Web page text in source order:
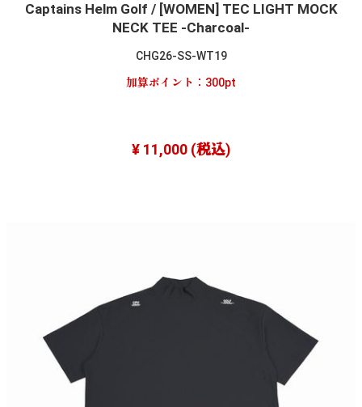
Captains Helm Golf / [WOMEN] TEC LIGHT MOCK
NECK TEE -Charcoal-
CHG26-SS-WT19
加算ポイント： 300pt
¥ 11,000(税込)